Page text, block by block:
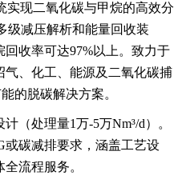
实现二氧化碳与甲烷的高效分
级减压解析和能量回收装
收率可达97%以上。致力于
、化工、能源及二氧化碳捕
的脱碳解决方案。
计 （处理量1万-5万Nm³/d）
。
或碳减排要求 ， 涵盖工艺设
流程服务。